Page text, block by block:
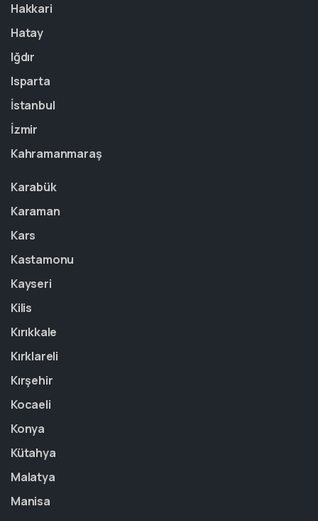
Hakkari
Hatay
Iğdır
Isparta
İstanbul
İzmir
Kahramanmaraş
Karabük
Karaman
Kars
Kastamonu
Kayseri
Kilis
Kırıkkale
Kırklareli
Kırşehir
Kocaeli
Konya
Kütahya
Malatya
Manisa